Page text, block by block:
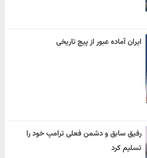
ایران آماده عبور از پیچ تاریخی
رفیق سابق و دشمن فعلی ترامپ خود را
تسلیم کرد